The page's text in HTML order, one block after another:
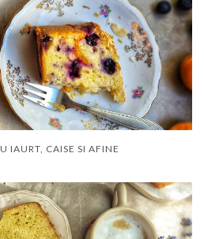
IAURT, CAISE SI AFINE